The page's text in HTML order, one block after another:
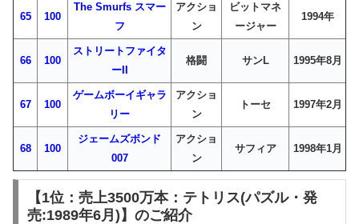
65 100
The Smurfs スマー
フ
アクショ
ン
ビットマネ
ージャー
1994年
66 100
ストリートファイタ
ーII
格闘 サンL 1995年8月
67 100
ゲームボーイギャラ
リー
アクショ
ン
トーセ 1997年2月
68 100
ジェームズボンド
007
アクショ
ン
サフィア 1998年1月
【1位：売上3500万本：テトリス(パズル・発
売:1989年6月)】のご紹介